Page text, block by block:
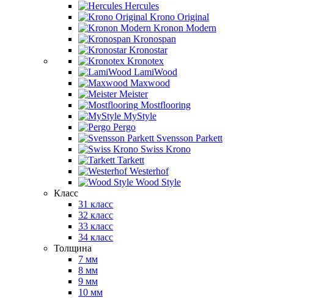
Hercules
Krono Original
Kronon Modern
Kronospan
Kronostar
Kronotex
LamiWood
Maxwood
Meister
Mostflooring
MyStyle
Pergo
Svensson Parkett
Swiss Krono
Tarkett
Westerhof
Wood Style
Класс
31 класс
32 класс
33 класс
34 класс
Толщина
7 мм
8 мм
9 мм
10 мм